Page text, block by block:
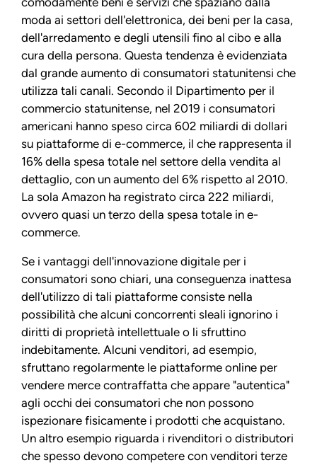
moda ai settori dell'elettronica, dei beni per la casa,
dell'arredamento e degli utensili fino al cibo e alla
cura della persona. Questa tendenza è evidenziata
dal grande aumento di consumatori statunitensi che
utilizza tali canali. Secondo il Dipartimento per il
commercio statunitense, nel 2019 i consumatori
americani hanno speso circa 602 miliardi di dollari
su piattaforme di e-commerce, il che rappresenta il
16% della spesa totale nel settore della vendita al
dettaglio, con un aumento del 6% rispetto al 2010.
La sola Amazon ha registrato circa 222 miliardi,
ovvero quasi un terzo della spesa totale in e-
commerce.
Se i vantaggi dell'innovazione digitale per i
consumatori sono chiari, una conseguenza inattesa
dell'utilizzo di tali piattaforme consiste nella
possibilità che alcuni concorrenti sleali ignorino i
diritti di proprietà intellettuale o li sfruttino
indebitamente. Alcuni venditori, ad esempio,
sfruttano regolarmente le piattaforme online per
vendere merce contraffatta che appare "autentica"
agli occhi dei consumatori che non possono
ispezionare fisicamente i prodotti che acquistano.
Un altro esempio riguarda i rivenditori o distributori
che spesso devono competere con venditori terze